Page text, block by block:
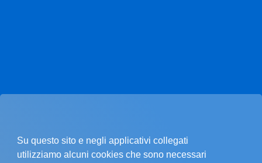
Su questo sito e negli applicativi collegati
utilizziamo alcuni cookies che sono necessari